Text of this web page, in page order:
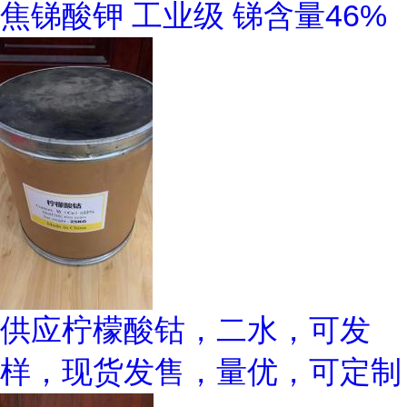
焦锑酸钾 工业级 锑含量46%
供应柠檬酸钴，二水，可发
样，现货发售，量优，可定制